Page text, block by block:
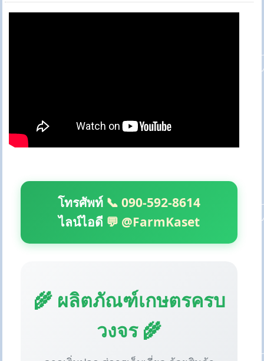
โทรศัพท์ 📞 090-592-8614
ไลน์ไอดี 💬 @FarmKaset
🌾 ผลิตภัณฑ์เกษตรครบ
วงจร 🌾